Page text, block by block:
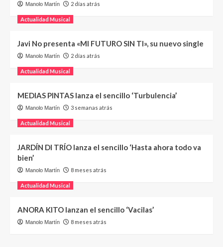
Manolo Martín 2 días atrás
Actualidad Musical
Javi No presenta «MI FUTURO SIN TI», su nuevo single
Manolo Martín 2 días atrás
Actualidad Musical
MEDIAS PINTAS lanza el sencillo ‘Turbulencia’
Manolo Martín 3 semanas atrás
Actualidad Musical
JARDÍN DI TRÍO lanza el sencillo ‘Hasta ahora todo va
bien’
Manolo Martín 8 meses atrás
Actualidad Musical
ANORA KITO lanzan el sencillo ‘Vacilas’
Manolo Martín 8 meses atrás